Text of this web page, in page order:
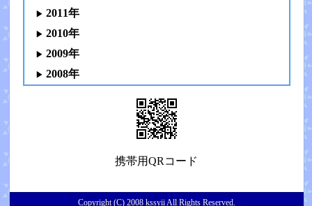
2011年
2010年
2009年
2008年
携帯用QRコード
Copyright (C) 2008 kssyii All Rights Reserved.